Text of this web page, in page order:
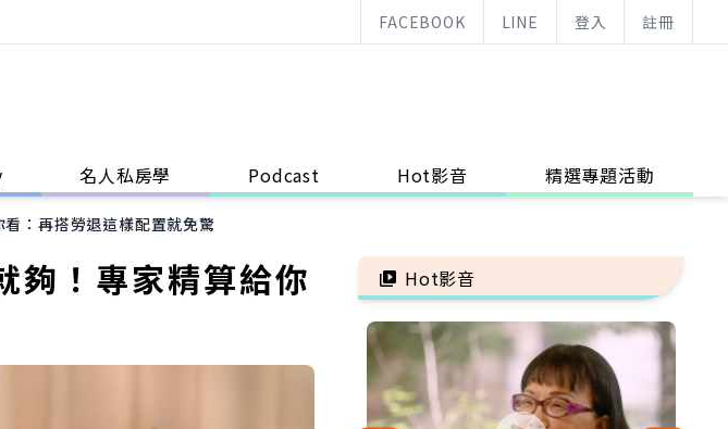
FACEBOOK LINE 登入 註冊
名人私房學 Podcast Hot影音 精選專題活動
：再搭勞退這樣配置就免驚
夠！專家精算給你
Hot影音